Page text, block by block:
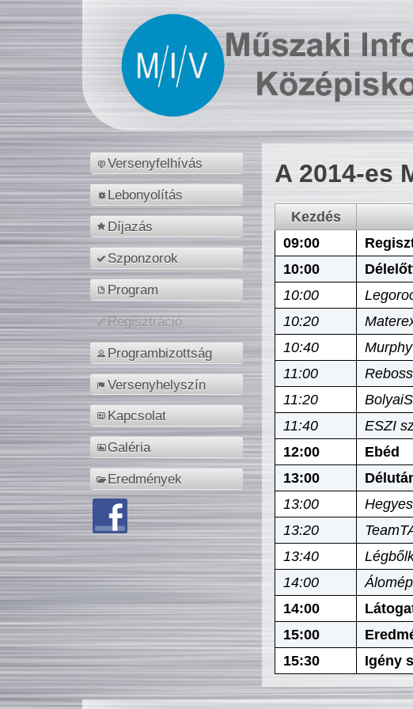
Versenyfelhívás
Lebonyolítás
Díjazás
Szponzorok
Program
Regisztráció
Programbizottság
Versenyhelyszín
Kapcsolat
Galéria
Eredmények
A 2014-es
Kezdés
09:00
10:00
10:00
10:20
10:40
11:00
11:20
11:40
ESZI
12:00
Ebéd
13:00
13:00
13:20
13:40
14:00
14:00
15:00
15:30
Igény